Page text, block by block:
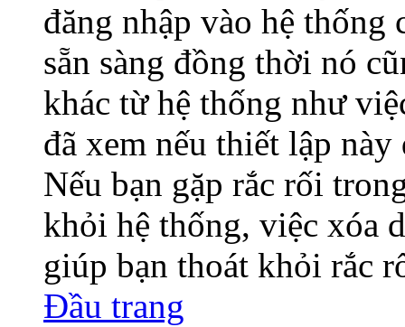
đăng nhập vào hệ
sẵn sàng đồng thời nó
khác từ hệ thống như
đã xem nếu thiết lập
Nếu bạn gặp rắc rối
khỏi hệ thống, việc xóa
giúp bạn thoát khỏi rắc
Đầu trang